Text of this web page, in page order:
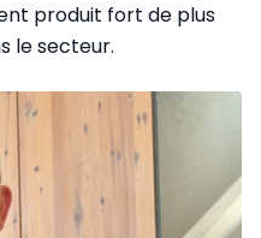
produit fort de plus
le secteur.